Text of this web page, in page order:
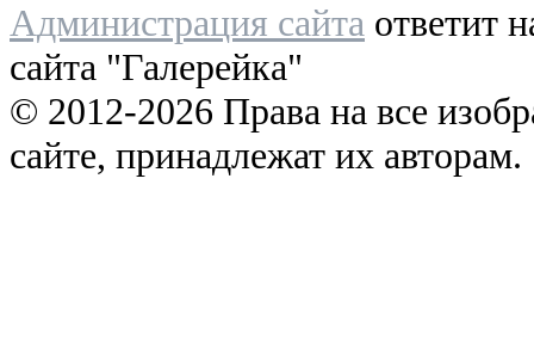
Администрация сайта ответит
сайта "Галерейка"
© 2012-2026 Права на все
сайте, принадлежат их авторам.